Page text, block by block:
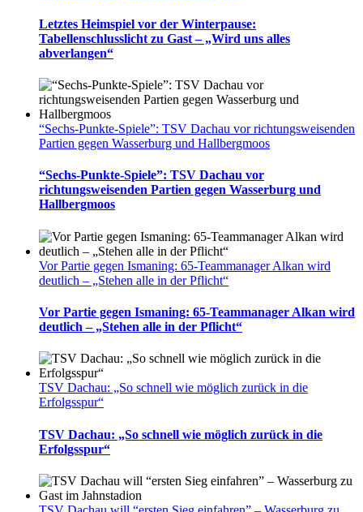
Letztes Heimspiel vor der Winterpause:
Tabellenschlusslicht zu Gast – „Wird uns alles
abverlangen“
“Sechs-Punkte-Spiele”: TSV Dachau vor richtungsweisenden
Partien gegen Wasserburg und Hallbergmoos
“Sechs-Punkte-Spiele”: TSV Dachau vor
richtungsweisenden Partien gegen Wasserburg und
Hallbergmoos
Vor Partie gegen Ismaning: 65-Teammanager Alkan wird
deutlich – „Stehen alle in der Pflicht“
Vor Partie gegen Ismaning: 65-Teammanager Alkan wird
deutlich – „Stehen alle in der Pflicht“
TSV Dachau: „So schnell wie möglich zurück in die
Erfolgsspur“
TSV Dachau: „So schnell wie möglich zurück in die
Erfolgsspur“